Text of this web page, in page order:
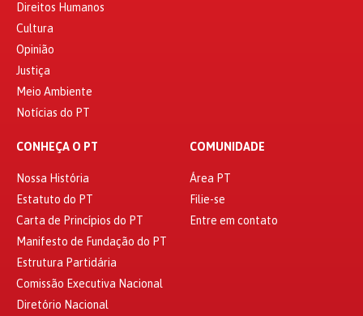
Direitos Humanos
Cultura
Opinião
Justiça
Meio Ambiente
Notícias do PT
CONHEÇA O PT
Nossa História
Estatuto do PT
Carta de Princípios do PT
Manifesto de Fundação do PT
Estrutura Partidária
Comissão Executiva Nacional
Diretório Nacional
COMUNIDADE
Área PT
Filie-se
Entre em contato